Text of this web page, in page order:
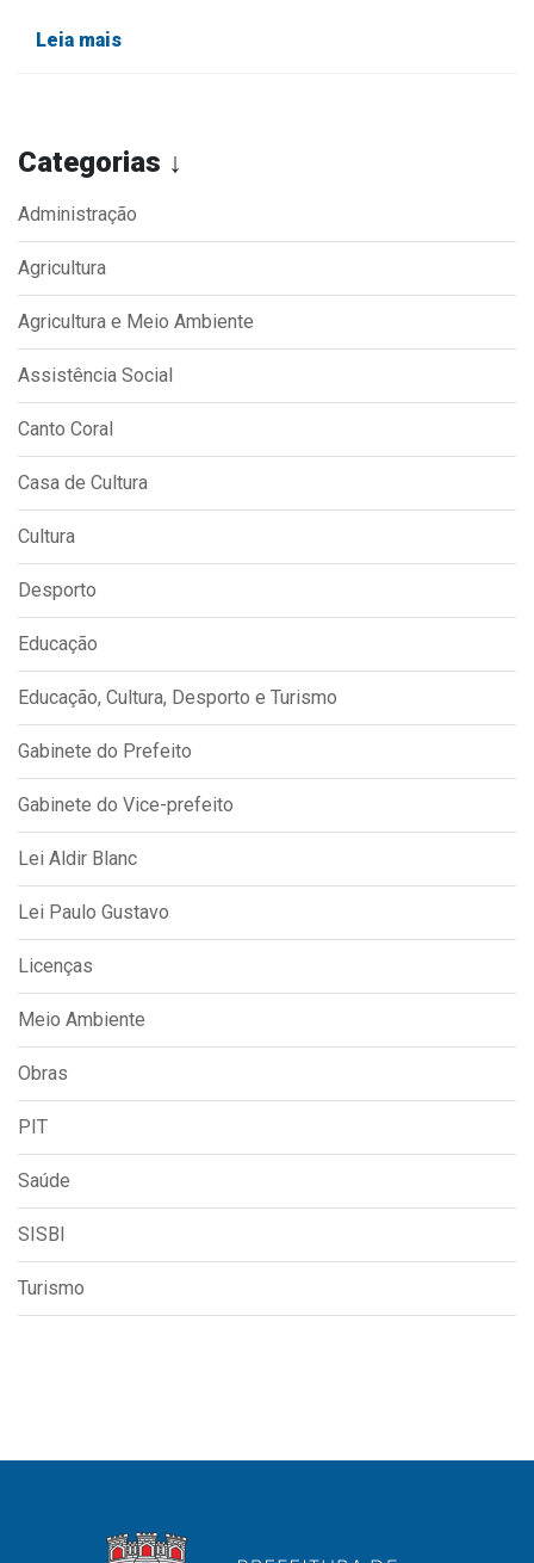
Categorias ↓
Administração
Agricultura
Agricultura e Meio Ambiente
Assistência Social
Canto Coral
Casa de Cultura
Cultura
Desporto
Educação
Educação, Cultura, Desporto e Turismo
Gabinete do Prefeito
Gabinete do Vice-prefeito
Lei Aldir Blanc
Lei Paulo Gustavo
Licenças
Meio Ambiente
Obras
PIT
Saúde
SISBI
Turismo
Leia mais